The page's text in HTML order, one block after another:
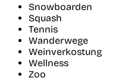
Snowboarden
Squash
Tennis
Wanderwege
Weinverkostung
Wellness
Zoo